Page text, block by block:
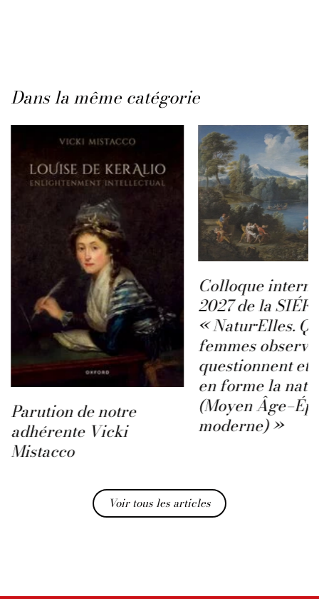
Dans la même catégorie
Parution de notre
adhérente Vicki
Mistacco
Colloque
2027 de la
« Natur·Elles.
femmes
questionnent et
en forme la
(Moyen
moderne) »
Voir tous les articles